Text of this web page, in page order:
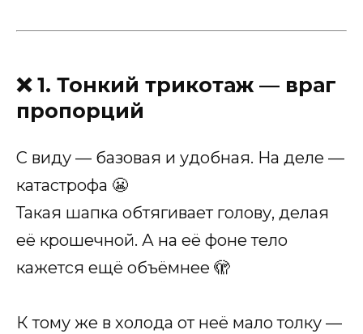
❌ 1. Тонкий трикотаж — враг
пропорций
С виду — базовая и удобная. На деле —
катастрофа 😬
Такая шапка обтягивает голову, делая
её крошечной. А на её фоне тело
кажется ещё объёмнее 🫣
К тому же в холода от неё мало толку —